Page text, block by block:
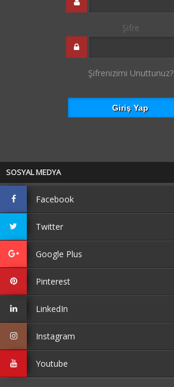
Şifre
Şifrenizimi Unuttunuz?
SOSYAL MEDYA
Facebook
Twitter
Google Plus
Pinterest
LinkedIn
Instagram
Youtube